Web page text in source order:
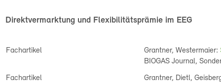
Direktvermarktung und Flexibilitätsprämie im EEG
Fachartikel Grantner, Westermaier:
BIOGAS Journal,
Fachartikel
Grantner, Dietl,